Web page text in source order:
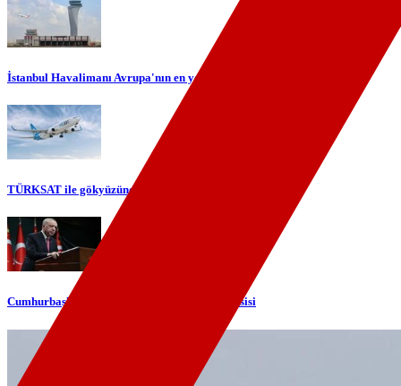
İstanbul Havalimanı Avrupa'nın en yoğun havalimanı oldu
TÜRKSAT ile gökyüzünde yerli internet dönemi başlıyor
Cumhurbaşkanı Erdoğan'dan telefon diplomasisi